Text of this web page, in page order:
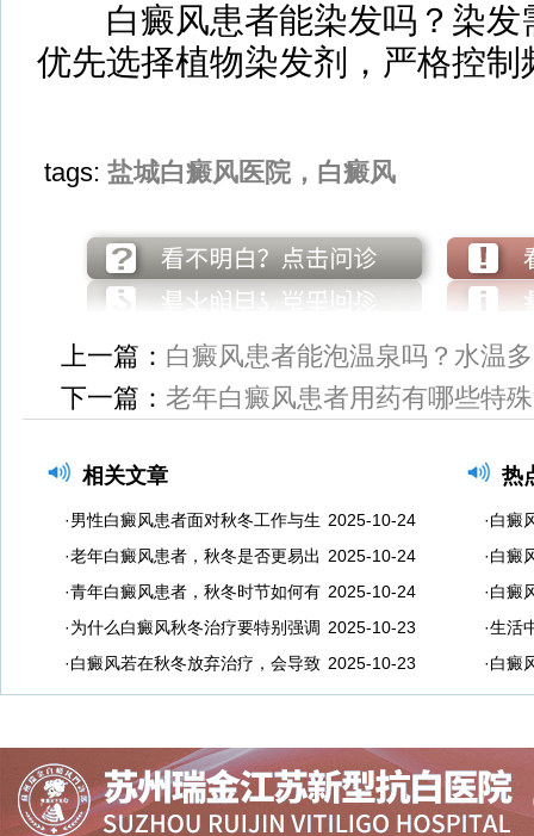
白癜风患者能染发吗？染发
优先选择植物染发剂，严格控制
tags:盐城白癜风医院，白癜风
上一篇： 白癜风患者能泡温泉吗？水温
下一篇： 老年白癜风患者用药有哪些特
相关文章
·男性白癜风患者面对秋冬工作与生 2025-10-24
·老年白癜风患者，秋冬是否更易出 2025-10-24
·青年白癜风患者，秋冬时节如何有 2025-10-24
·为什么白癜风秋冬治疗要特别强调 2025-10-23
·白癜风若在秋冬放弃治疗，会导致 2025-10-23
热
·白癜
·白癜
·白癜
·生活
·白癜